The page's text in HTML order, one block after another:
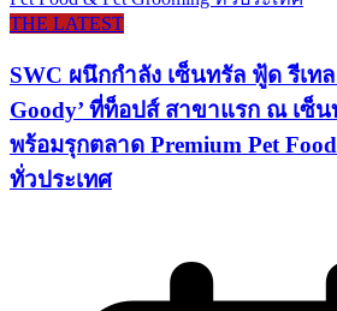
THE LATEST
SWC ผนึกกำลัง เซ็นทรัล ฟู้ด รีเทล
Goody’ ที่ท็อปส์ สาขาแรก ณ เซ็
พร้อมรุกตลาด Premium Pet
ทั่วประเทศ